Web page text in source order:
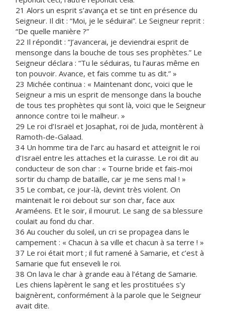
21 Alors un esprit s’avança et se tint en présence du
Seigneur. Il dit : “Moi, je le séduirai”. Le Seigneur reprit :
“De quelle manière ?”
22 Il répondit : “J’avancerai, je deviendrai esprit de
mensonge dans la bouche de tous ses prophètes.” Le
Seigneur déclara : “Tu le séduiras, tu l’auras même en
ton pouvoir. Avance, et fais comme tu as dit.” »
23 Michée continua : « Maintenant donc, voici que le
Seigneur a mis un esprit de mensonge dans la bouche
de tous tes prophètes qui sont là, voici que le Seigneur
annonce contre toi le malheur. »
29 Le roi d’Israël et Josaphat, roi de Juda, montèrent à
Ramoth-de-Galaad.
34 Un homme tira de l’arc au hasard et atteignit le roi
d’Israël entre les attaches et la cuirasse. Le roi dit au
conducteur de son char : « Tourne bride et fais-moi
sortir du champ de bataille, car je me sens mal ! »
35 Le combat, ce jour-là, devint très violent. On
maintenait le roi debout sur son char, face aux
Araméens. Et le soir, il mourut. Le sang de sa blessure
coulait au fond du char.
36 Au coucher du soleil, un cri se propagea dans le
campement : « Chacun à sa ville et chacun à sa terre ! »
37 Le roi était mort ; il fut ramené à Samarie, et c’est à
Samarie que fut enseveli le roi.
38 On lava le char à grande eau à l’étang de Samarie.
Les chiens lapèrent le sang et les prostituées s’y
baignèrent, conformément à la parole que le Seigneur
avait dite.